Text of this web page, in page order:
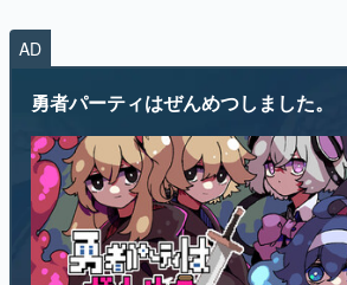
AD
勇者パーティはぜんめつしました。